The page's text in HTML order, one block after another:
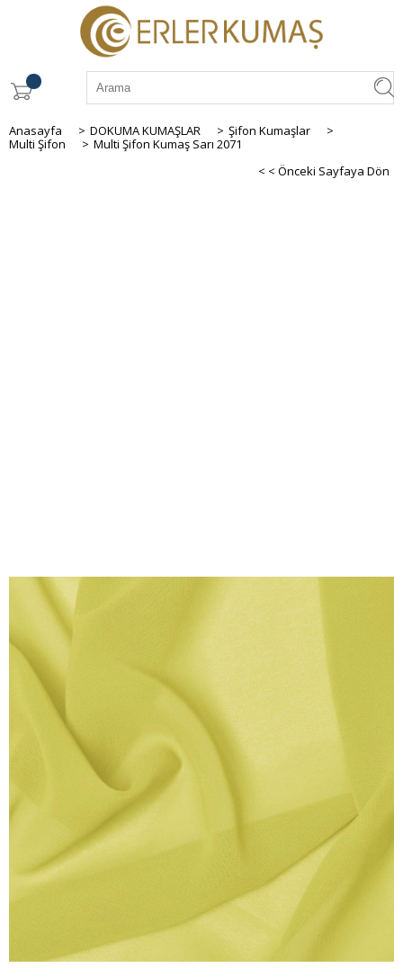
Anasayfa > DOKUMA KUMAŞLAR > Şifon Kumaşlar
>
Multi Şifon
> Multi Şifon Kumaş Sarı 2071
< < Önceki Sayfaya Dön